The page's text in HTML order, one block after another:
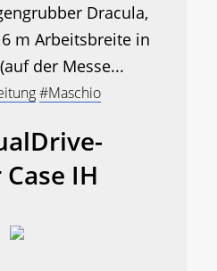
Dracula,
m Arbeitsbreite in
der Messe...
#Maschio
IH